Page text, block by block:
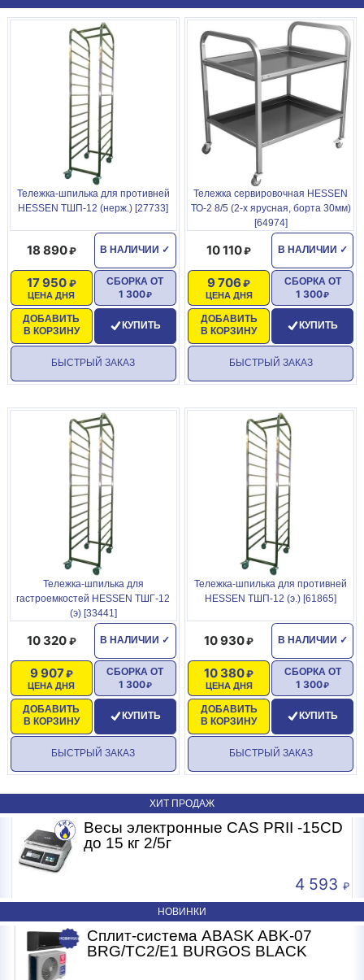
Тележка-шпилька для противней
HESSEN ТШП-12 (нерж.) [27733]
В НАЛИЧИИ ✓
18 890
ЦЕНА ДНЯ
17 950
ДОБАВИТЬ
В КОРЗИНУ
СБОРКА ОТ
1 300
КУПИТЬ
БЫСТРЫЙ ЗАКАЗ
Тележка сервировочная HESSEN
ТО-2 8/5 (2-х ярусная, борта 30мм)
[64974]
В НАЛИЧИИ ✓
10 110
ЦЕНА ДНЯ
9 706
ДОБАВИТЬ
В КОРЗИНУ
СБОРКА ОТ
1 300
КУПИТЬ
БЫСТРЫЙ ЗАКАЗ
Тележка-шпилька для
гастроемкостей HESSEN ТШГ-12
(э) [33441]
В НАЛИЧИИ ✓
10 320
ЦЕНА ДНЯ
9 907
ДОБАВИТЬ
В КОРЗИНУ
СБОРКА ОТ
1 300
КУПИТЬ
БЫСТРЫЙ ЗАКАЗ
Тележка-шпилька для противней
HESSEN ТШП-12 (э.) [61865]
В НАЛИЧИИ ✓
10 930
ЦЕНА ДНЯ
10 380
ДОБАВИТЬ
В КОРЗИНУ
СБОРКА ОТ
1 300
КУПИТЬ
БЫСТРЫЙ ЗАКАЗ
ХИТ ПРОДАЖ
Весы электронные CAS PRII -15CD
до 15 кг 2/5г
4 593
НОВИНКИ
Сплит-система ABASK ABK-07
BRG/TC2/E1 BURGOS BLACK